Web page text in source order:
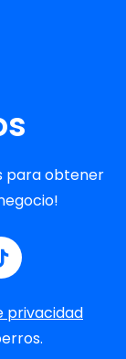
para obtener
privacidad